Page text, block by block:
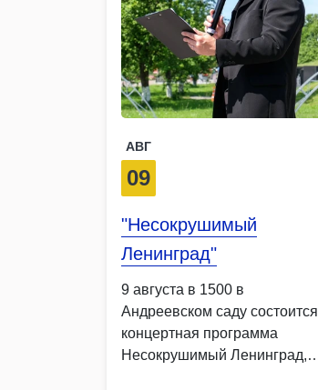
АВГ
09
"Несокрушимый
Ленинград"
9 августа в 1500 в
Андреевском саду состоится
концертная программа
Несокрушимый Ленинград,